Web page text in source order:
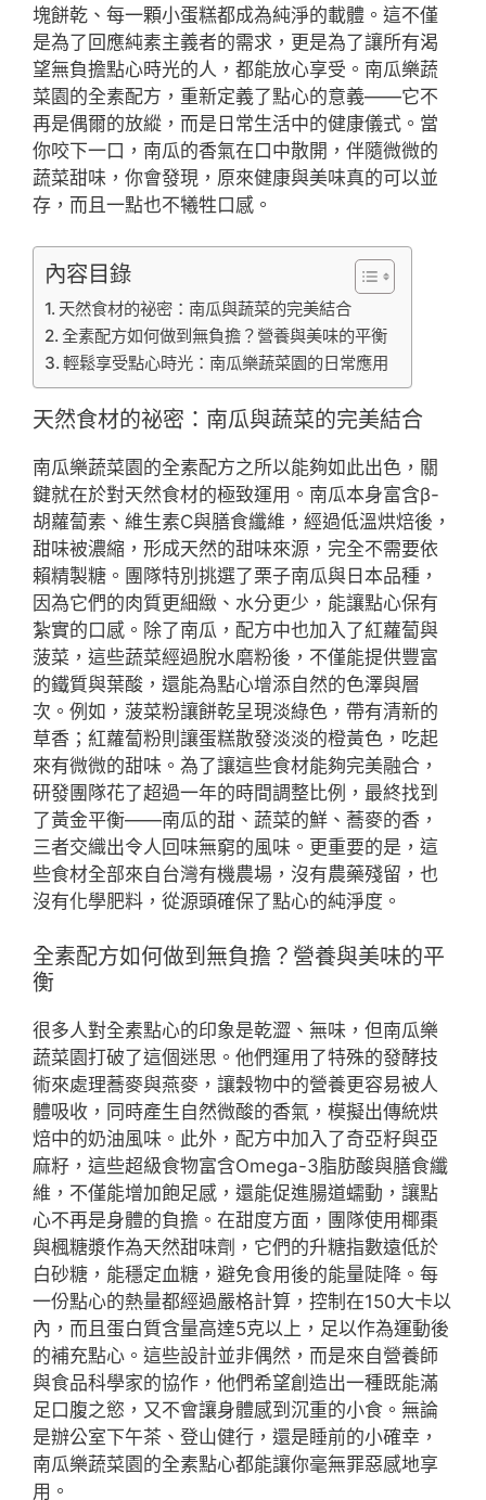
塊餅乾、每一顆小蛋糕都成為純淨的載體。這不僅
是為了回應純素主義者的需求，更是為了讓所有渴
望無負擔點心時光的人，都能放心享受。南瓜樂蔬
菜園的全素配方，重新定義了點心的意義——它不
再是偶爾的放縱，而是日常生活中的健康儀式。當
你咬下一口，南瓜的香氣在口中散開，伴隨微微的
蔬菜甜味，你會發現，原來健康與美味真的可以並
存，而且一點也不犧牲口感。
內容目錄
天然食材的祕密：南瓜與蔬菜的完美結合
全素配方如何做到無負擔？營養與美味的平衡
輕鬆享受點心時光：南瓜樂蔬菜園的日常應用
天然食材的祕密：南瓜與蔬菜的完美結合
南瓜樂蔬菜園的全素配方之所以能夠如此出色，關
鍵就在於對天然食材的極致運用。南瓜本身富含β-
胡蘿蔔素、維生素C與膳食纖維，經過低溫烘焙後，
甜味被濃縮，形成天然的甜味來源，完全不需要依
賴精製糖。團隊特別挑選了栗子南瓜與日本品種，
因為它們的肉質更細緻、水分更少，能讓點心保有
紮實的口感。除了南瓜，配方中也加入了紅蘿蔔與
菠菜，這些蔬菜經過脫水磨粉後，不僅能提供豐富
的鐵質與葉酸，還能為點心增添自然的色澤與層
次。例如，菠菜粉讓餅乾呈現淡綠色，帶有清新的
草香；紅蘿蔔粉則讓蛋糕散發淡淡的橙黃色，吃起
來有微微的甜味。為了讓這些食材能夠完美融合，
研發團隊花了超過一年的時間調整比例，最終找到
了黃金平衡——南瓜的甜、蔬菜的鮮、蕎麥的香，
三者交織出令人回味無窮的風味。更重要的是，這
些食材全部來自台灣有機農場，沒有農藥殘留，也
沒有化學肥料，從源頭確保了點心的純淨度。
全素配方如何做到無負擔？營養與美味的平
衡
很多人對全素點心的印象是乾澀、無味，但南瓜樂
蔬菜園打破了這個迷思。他們運用了特殊的發酵技
術來處理蕎麥與燕麥，讓穀物中的營養更容易被人
體吸收，同時產生自然微酸的香氣，模擬出傳統烘
焙中的奶油風味。此外，配方中加入了奇亞籽與亞
麻籽，這些超級食物富含Omega-3脂肪酸與膳食纖
維，不僅能增加飽足感，還能促進腸道蠕動，讓點
心不再是身體的負擔。在甜度方面，團隊使用椰棗
與楓糖漿作為天然甜味劑，它們的升糖指數遠低於
白砂糖，能穩定血糖，避免食用後的能量陡降。每
一份點心的熱量都經過嚴格計算，控制在150大卡以
內，而且蛋白質含量高達5克以上，足以作為運動後
的補充點心。這些設計並非偶然，而是來自營養師
與食品科學家的協作，他們希望創造出一種既能滿
足口腹之慾，又不會讓身體感到沉重的小食。無論
是辦公室下午茶、登山健行，還是睡前的小確幸，
南瓜樂蔬菜園的全素點心都能讓你毫無罪惡感地享
用。